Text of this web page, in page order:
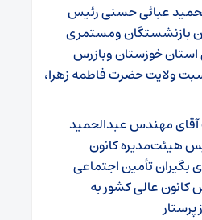
عبائی حسنی رئیس
بازنشستگان ومستمری
استان خوزستان وبازرس
ولایت حضرت فاطمه زهرا،
آقای مهندس عبدالحمید
هیئت‌مدیره کانون
تأمین اجتماعی
کانون عالی کشور به